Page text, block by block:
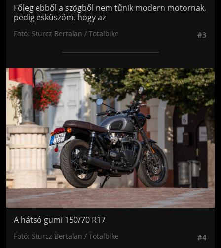
Főleg ebből a szögből nem tűnik modern motornak,
pedig esküszöm, hogy az
Fotó: Sturcz Bertalan / Totalbike #3
Jön még kép!
A hátsó gumi 150/70 R17
Fotó: Sturcz Bertalan / Totalbike #4